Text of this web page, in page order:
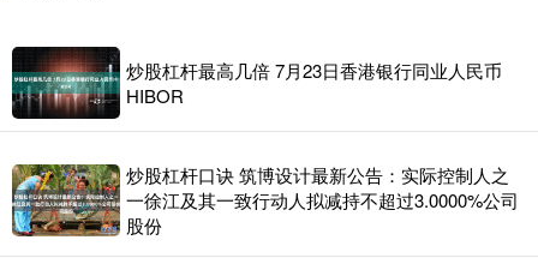
炒股杠杆最高几倍 7月23日香港银行同业人民币
HIBOR
炒股杠杆口诀 筑博设计最新公告：实际控制人之
一徐江及其一致行动人拟减持不超过3.0000%公司
股份